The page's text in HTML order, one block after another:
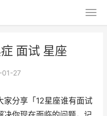
面试 星座
01-27
家分享「12星座谁有面试